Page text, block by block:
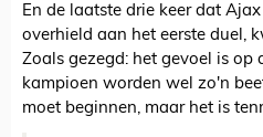
En de laatste drie keer dat
overhield aan het eerste duel,
Zoals gezegd: het gevoel is op
kampioen worden wel zo'n
moet beginnen, maar het is